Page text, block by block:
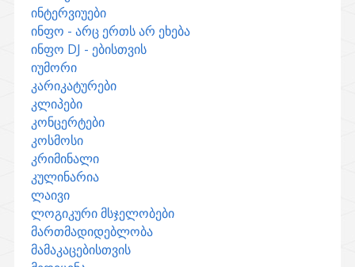
ინტერვიუები
ინფო - არც ერთს არ ეხება
ინფო DJ - ებისთვის
იუმორი
კარიკატურები
კლიპები
კონცერტები
კოსმოსი
კრიმინალი
კულინარია
ლაივი
ლოგიკური მსჯელობები
მართმადიდებლობა
მამაკაცებისთვის